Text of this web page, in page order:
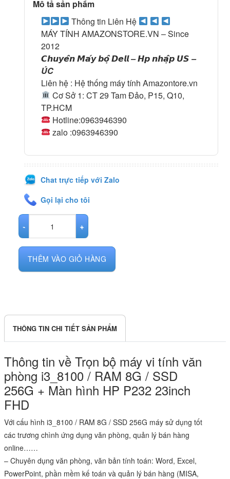
Mô tả sản phẩm
Thông tin Liên Hệ
MÁY TÍNH AMAZONSTORE.VN – Since
2012
𝘾𝙝𝙪𝙮𝙚̂𝙣 𝙈𝙖́𝙮 𝙗𝙤̣̂ 𝘿𝙚𝙡𝙡 – 𝙃𝙥 𝙣𝙝𝙖̣̂𝙥 𝙐𝙎 –
ÚC
Liên hệ : Hệ thống máy tính Amazontore.vn
Cơ Sở 1: CT 29 Tam Đảo, P15, Q10,
TP.HCM
Hotline:0963946390
zalo :0963946390
Chat trực tiếp với Zalo
Gọi lại cho tôi
Trọn bộ máy vi tính văn phòng i3_8100 / RAM 8G / SSD 256G +
THÊM VÀO GIỎ HÀNG
THÔNG TIN CHI TIẾT SẢN PHẨM
Thông tin về Trọn bộ máy vi tính văn
phòng i3_8100 / RAM 8G / SSD
256G + Màn hình HP P232 23inch
FHD
Với cấu hình i3_8100 / RAM 8G / SSD 256G máy sử dụng tốt
các trương chình ứng dụng văn phòng, quản lý bán hàng
online……
– Chuyên dụng văn phòng, văn bản tính toán: Word, Excel,
PowerPoint, phần mềm kế toán và quản lý bán hàng (MISA,